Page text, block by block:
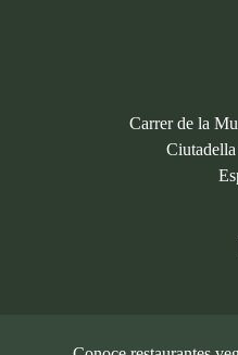
Carrer de la